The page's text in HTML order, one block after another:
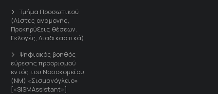
Τμήμα Προσωπικού
(Λίστες αναμονής,
Προκηρύξεις θέσεων,
Εκλογές, Διαδικαστικά)
Ψηφιακός βοηθός
εύρεσης προορισμού
εντός του Νοσοκομείου
(ΝΜ) «Σισμανόγλειο»
[«SISMAssistant»]